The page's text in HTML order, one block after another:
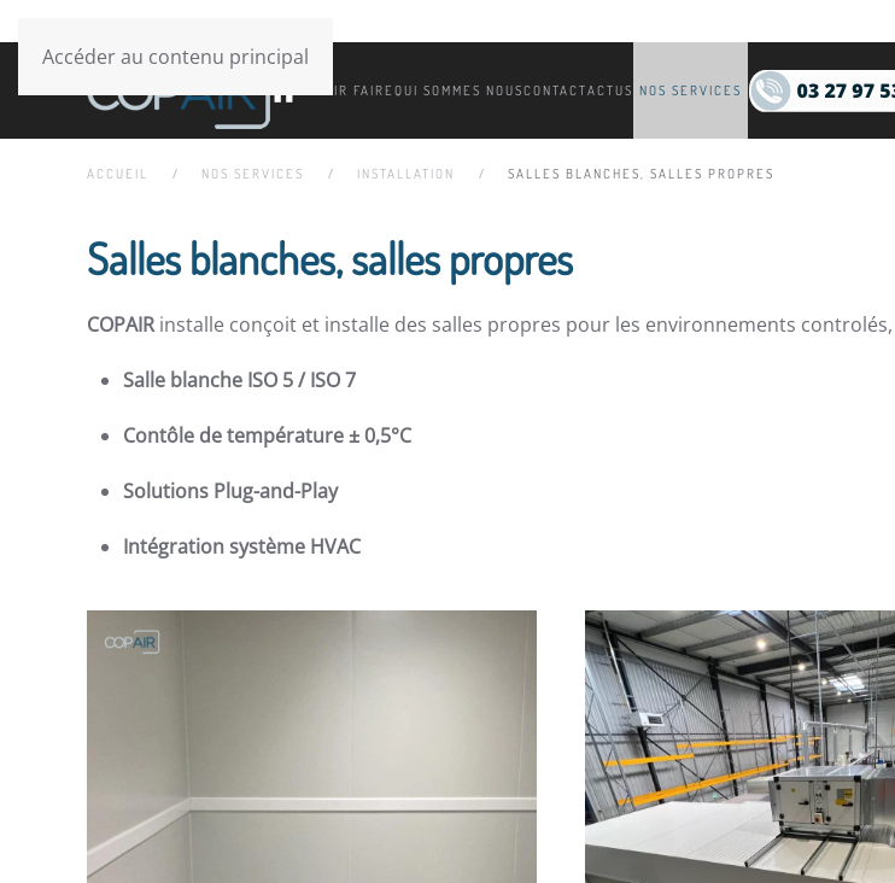
Accéder au contenu principal
SAVOIR FAIREQUI SOMMES NOUSCONTACTACTUS NOS SERVICES
ACCUEIL NOS SERVICES INSTALLATION SALLES BLANCHES, SALLES PROPRES
Salles blanches, salles propres
COPAIRinstalle conçoit et installe des salles propres pour les environnements
Salle blanche ISO 5 / ISO 7
Contôle de température ± 0,5°C
Solutions Plug-and-Play
Intégration système HVAC